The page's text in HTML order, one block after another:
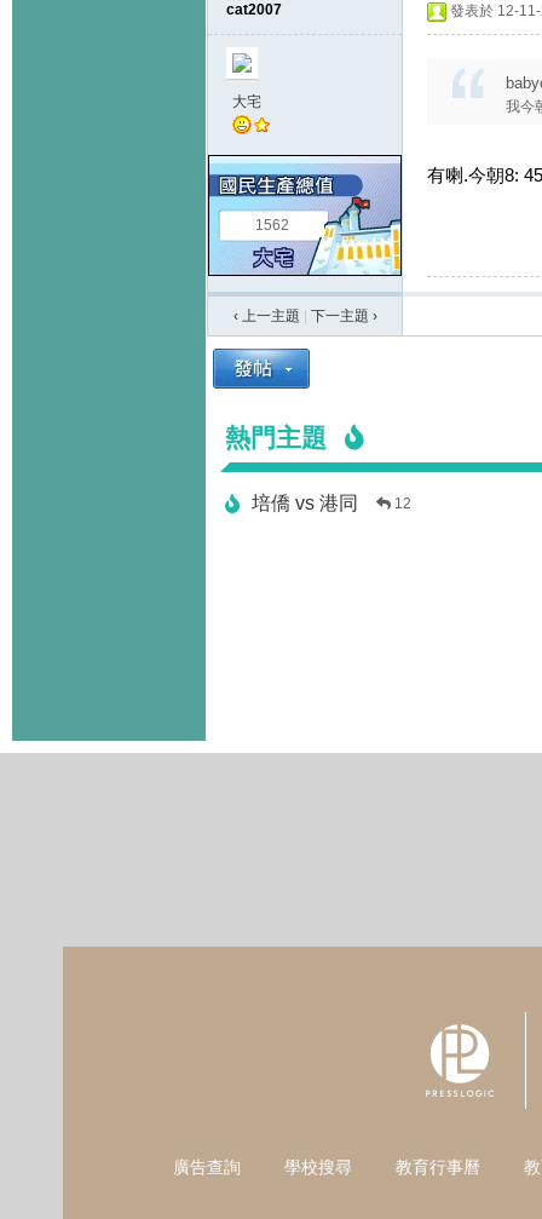
cat2007
大宅
1562
發表於 12-
我今
有喇.今朝8:
‹ 上一主題 下一主題 ›
熱門主題
培僑 vs 港同 12
廣告查詢 學校搜尋 教育行事曆